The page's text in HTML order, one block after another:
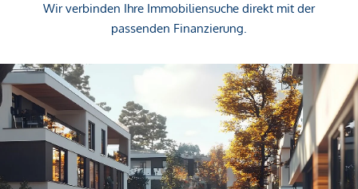
Wir verbinden Ihre Immobiliensuche direkt mit der
passenden Finanzierung.